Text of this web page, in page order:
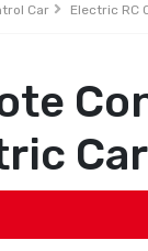
Car Electric RC